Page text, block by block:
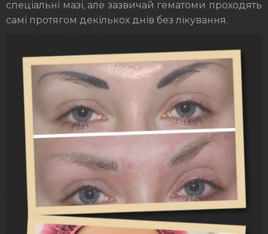
спеціальні мазі, але зазвичай гематоми проходять
самі протягом декількох днів без лікування.